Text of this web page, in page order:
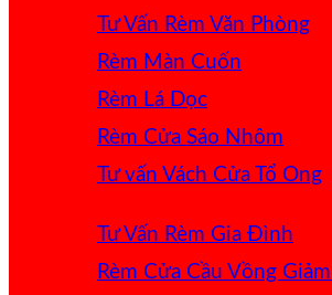
Tư Vấn Rèm Văn Phòng
Rèm Màn Cuốn
Rèm Lá Dọc
Rèm Cửa Sáo Nhôm
Tư vấn Vách Cửa Tổ Ong
Tư Vấn Rèm Gia Đình
Rèm Cửa Cầu Vồng